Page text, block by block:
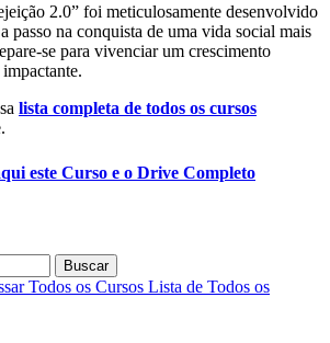
2.0” foi meticulosamente desenvolvido
passo na conquista de uma vida social mais
se para vivenciar um crescimento
lista completa de todos os cursos
este Curso e o Drive Completo
Buscar
Todos os Cursos Lista de Todos os